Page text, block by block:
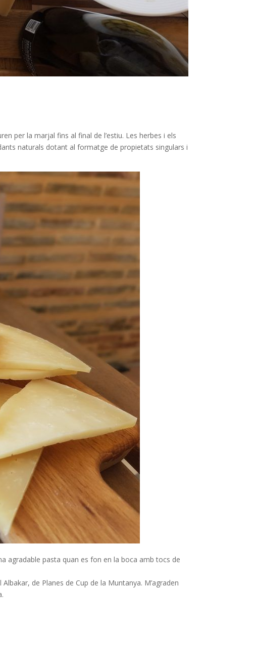
per la marjal fins al final de l’estiu. Les herbes i els
naturals dotant al formatge de propietats singulars i
agradable pasta quan es fon en la boca amb tocs de
de Planes de Cup de la Muntanya. M’agraden